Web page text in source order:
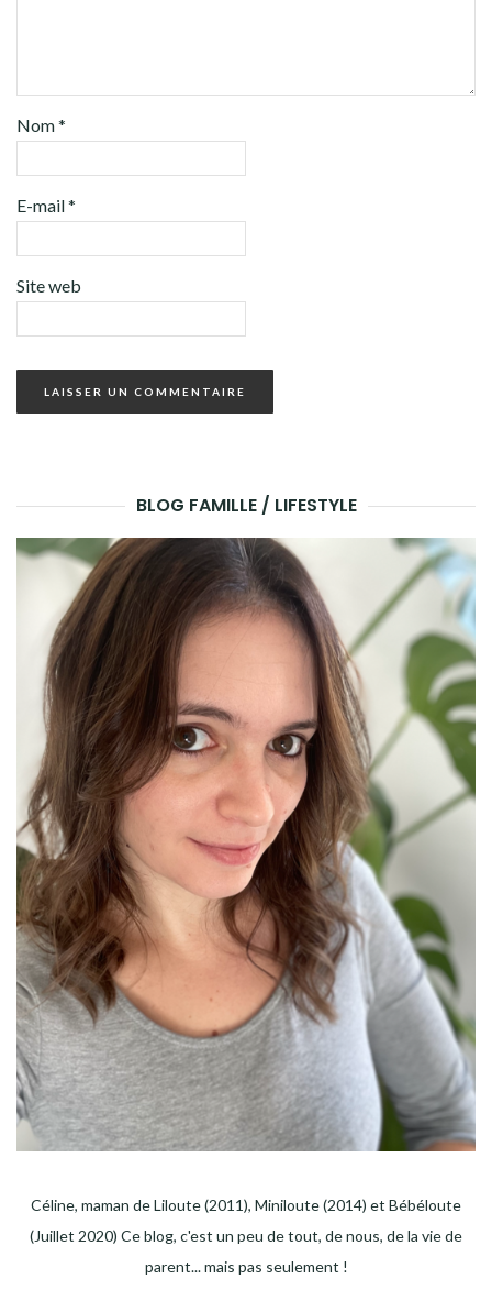
Nom*
E-mail*
Site web
BLOG FAMILLE / LIFESTYLE
Céline, maman de Liloute (2011), Miniloute (2014) et Bébéloute
(Juillet 2020) Ce blog, c'est un peu de tout, de nous, de la vie de
parent... mais pas seulement !